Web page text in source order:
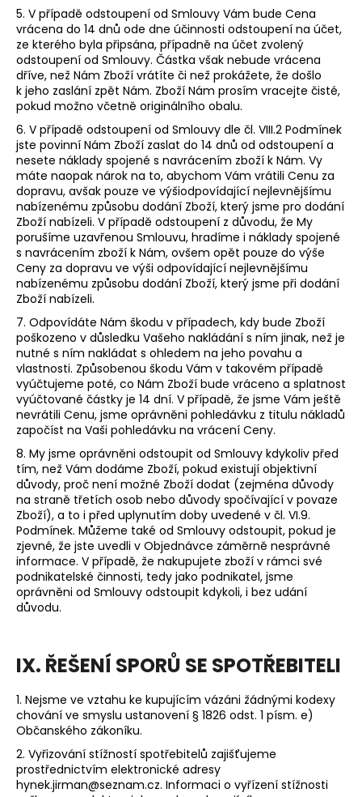
5. V případě odstoupení od Smlouvy Vám bude Cena
vrácena do 14 dnů ode dne účinnosti odstoupení na účet,
ze kterého byla připsána, případně na účet zvolený
odstoupení od Smlouvy. Částka však nebude vrácena
dříve, než Nám Zboží vrátíte či než prokážete, že došlo
k jeho zaslání zpět Nám. Zboží Nám prosím vracejte čisté,
pokud možno včetně originálního obalu.
6. V případě odstoupení od Smlouvy dle čl. VIII.2 Podmínek
jste povinní Nám Zboží zaslat do 14 dnů od odstoupení a
nesete náklady spojené s navrácením zboží k Nám. Vy
máte naopak nárok na to, abychom Vám vrátili Cenu za
dopravu, avšak pouze ve výšiodpovídající nejlevnějšímu
nabízenému způsobu dodání Zboží, který jsme pro dodání
Zboží nabízeli. V případě odstoupení z důvodu, že My
porušíme uzavřenou Smlouvu, hradíme i náklady spojené
s navrácením zboží k Nám, ovšem opět pouze do výše
Ceny za dopravu ve výši odpovídající nejlevnějšímu
nabízenému způsobu dodání Zboží, který jsme při dodání
Zboží nabízeli.
7. Odpovídáte Nám škodu v případech, kdy bude Zboží
poškozeno v důsledku Vašeho nakládání s ním jinak, než je
nutné s ním nakládat s ohledem na jeho povahu a
vlastnosti. Způsobenou škodu Vám v takovém případě
vyúčtujeme poté, co Nám Zboží bude vráceno a splatnost
vyúčtované částky je 14 dní. V případě, že jsme Vám ještě
nevrátili Cenu, jsme oprávněni pohledávku z titulu nákladů
započíst na Vaši pohledávku na vrácení Ceny.
8. My jsme oprávněni odstoupit od Smlouvy kdykoliv před
tím, než Vám dodáme Zboží, pokud existují objektivní
důvody, proč není možné Zboží dodat (zejména důvody
na straně třetích osob nebo důvody spočívající v povaze
Zboží), a to i před uplynutím doby uvedené v čl. VI.9.
Podmínek. Můžeme také od Smlouvy odstoupit, pokud je
zjevné, že jste uvedli v Objednávce záměrně nesprávné
informace. V případě, že nakupujete zboží v rámci své
podnikatelské činnosti, tedy jako podnikatel, jsme
oprávněni od Smlouvy odstoupit kdykoli, i bez udání
důvodu.
IX. ŘEŠENÍ SPORŮ SE SPOTŘEBITELI
1. Nejsme ve vztahu ke kupujícím vázáni žádnými kodexy
chování ve smyslu ustanovení § 1826 odst. 1 písm. e)
Občanského zákoníku.
2. Vyřizování stížností spotřebitelů zajišťujeme
prostřednictvím elektronické adresy
hynek.jirman@seznam.cz. Informaci o vyřízení stížnosti